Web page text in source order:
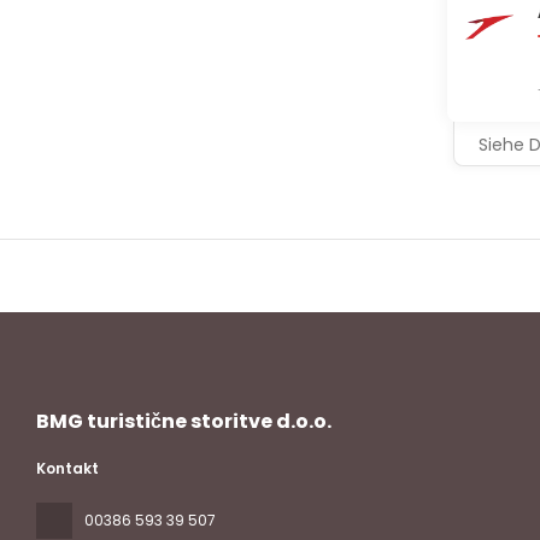
Siehe
BMG turistične storitve d.o.o.
Kontakt
00386 593 39 507